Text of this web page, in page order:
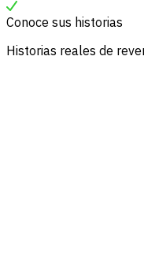
Conoce sus historias
Historias reales de